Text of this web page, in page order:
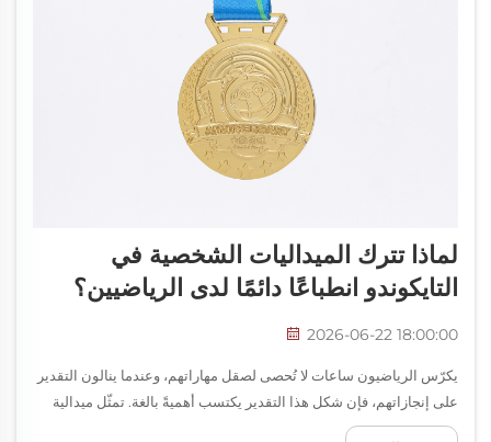
لماذا تترك الميداليات الشخصية في
التايكوندو انطباعًا دائمًا لدى الرياضيين؟
2026-06-22 18:00:00
يكرّس الرياضيون ساعات لا تُحصى لصقل مهاراتهم، وعندما ينالون التقدير
على إنجازاتهم، فإن شكل هذا التقدير يكتسب أهميةً بالغة. تمثّل ميدالية
التايكواندو المخصصة أكثر بكثير من قطعة معدنية معلّقة...